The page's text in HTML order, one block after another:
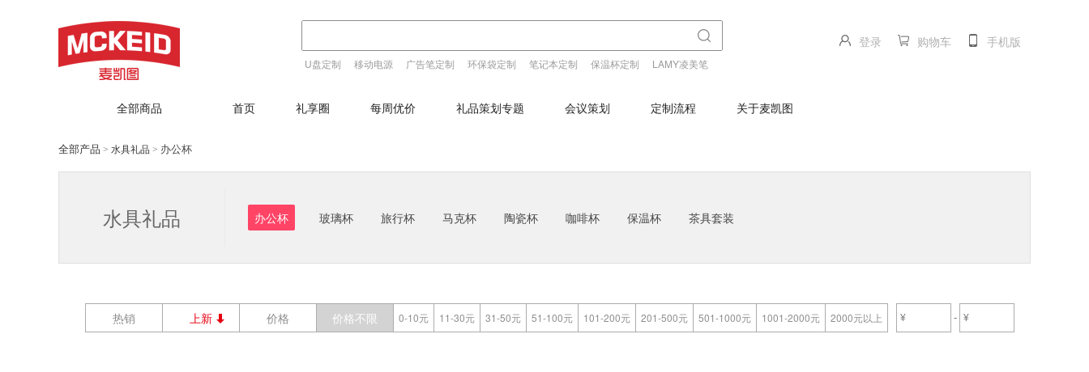
U盘定制 移动电源 广告笔定制 环保袋定制 笔记本定制 保温杯定制
LAMY凌美笔
登录 购物车 手机版
全部商品 首页 礼享圈 每周优价 礼品策划专题 会议策划 定制流程 关于麦凯图
全部产品 > 水具礼品 > 办公杯
水具礼品 办公杯 玻璃杯 旅行杯 马克杯 陶瓷杯 咖啡杯 保温杯 茶具套装
热销 上新 价格 价格不限 0-10元 11-30元 31-50元 51-100元 101-200元 201-500元 501-1000元 1001-2000元 2000元以上 -